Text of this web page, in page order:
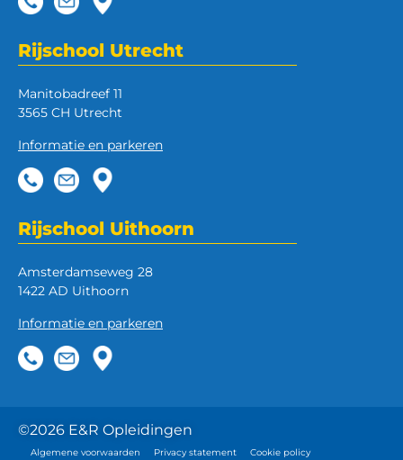
Rijschool Utrecht
Manitobadreef 11
3565 CH Utrecht
Informatie en parkeren
Rijschool Uithoorn
Amsterdamseweg 28
1422 AD Uithoorn
Informatie en parkeren
©2026 E&R Opleidingen
Algemene voorwaarden Privacy statement Cookie policy